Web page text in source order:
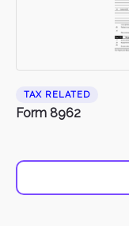
TAX RELATED
Form 8962